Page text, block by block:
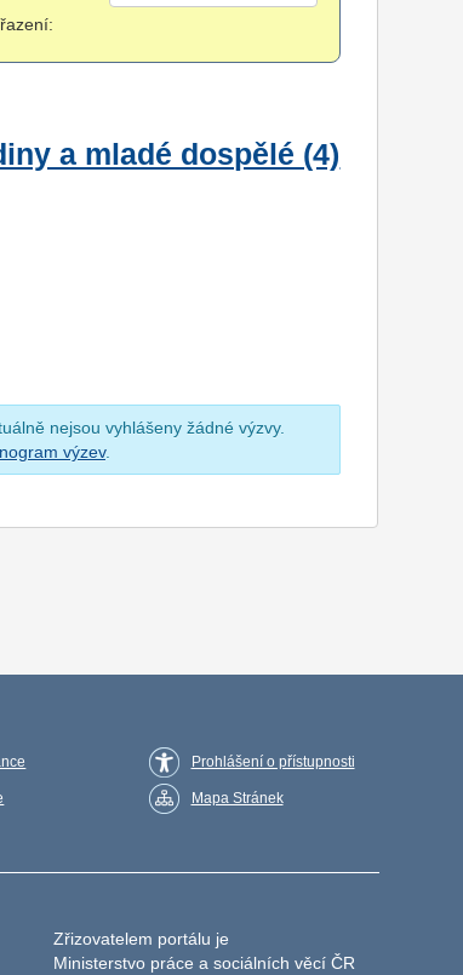
řazení:
a mladé dospělé (4)
nejsou vyhlášeny žádné výzvy.
výzev.
Prohlášení o přístupnosti
Mapa Stránek
Zřizovatelem portálu je
Ministerstvo práce a sociálních věcí ČR